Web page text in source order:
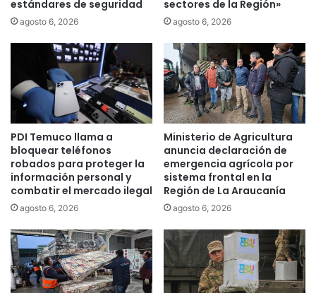
estándares de seguridad
agosto 6, 2026
sectores de la Región»
agosto 6, 2026
PDI Temuco llama a
bloquear teléfonos
robados para proteger la
información personal y
combatir el mercado ilegal
agosto 6, 2026
Ministerio de Agricultura
anuncia declaración de
emergencia agrícola por
sistema frontal en la
Región de La Araucanía
agosto 6, 2026